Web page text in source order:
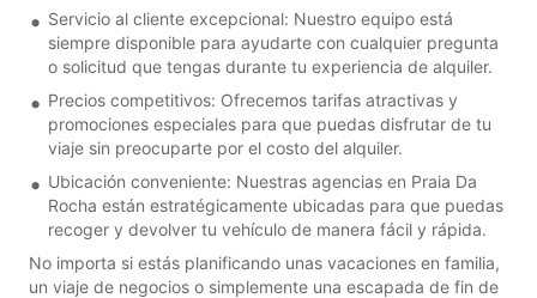
Servicio al cliente excepcional: Nuestro equipo está
siempre disponible para ayudarte con cualquier pregunta
o solicitud que tengas durante tu experiencia de alquiler.
Precios competitivos: Ofrecemos tarifas atractivas y
promociones especiales para que puedas disfrutar de tu
viaje sin preocuparte por el costo del alquiler.
Ubicación conveniente: Nuestras agencias en Praia Da
Rocha están estratégicamente ubicadas para que puedas
recoger y devolver tu vehículo de manera fácil y rápida.
No importa si estás planificando unas vacaciones en familia,
un viaje de negocios o simplemente una escapada de fin de